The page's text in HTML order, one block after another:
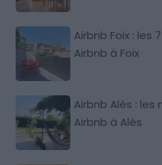
Airbnb Foix : les
Airbnb à Foix
Airbnb Alès :
Airbnb à Alès